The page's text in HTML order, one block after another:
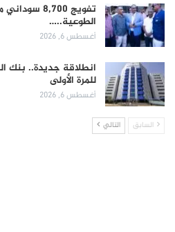
تفويج
الطوعية..…
أغسطس 6, 2026
انطلاقة جديدة.. بنك
للمرة الأولى
أغسطس 6, 2026
السابق التالي